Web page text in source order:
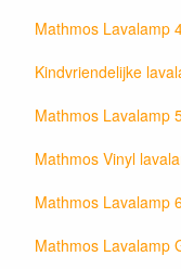
Mathmos Lavalamp
Kindvriendelijke
Mathmos Lavalamp
Mathmos Vinyl
Mathmos Lavalamp
Mathmos Lavalamp